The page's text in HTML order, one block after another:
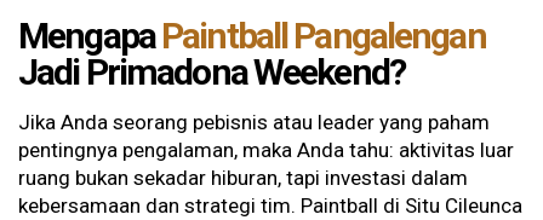
MengapaPaintball Pangalengan
Jadi Primadona Weekend?
Jika Anda seorang pebisnis atau leader yang paham
pentingnya pengalaman, maka Anda tahu: aktivitas luar
ruang bukan sekadar hiburan, tapi investasi dalam
kebersamaan dan strategi tim. Paintball di Situ Cileunca